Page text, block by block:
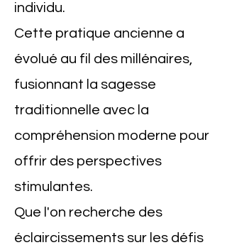
individu.
Cette pratique ancienne a
évolué au fil des millénaires,
fusionnant la sagesse
traditionnelle avec la
compréhension moderne pour
offrir des perspectives
stimulantes.
Que l'on recherche des
éclaircissements sur les défis